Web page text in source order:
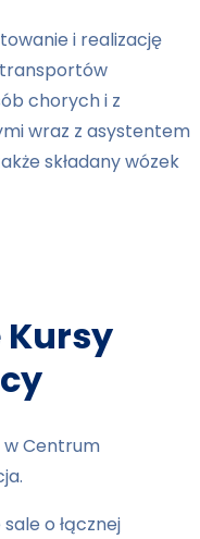
i realizację
chorych i z
wraz z asystentem
składany wózek
w Centrum
o łącznej